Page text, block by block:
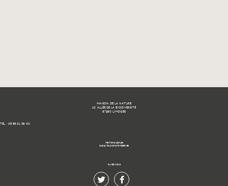
MAISON DE LA NATURE
10, ALLÉE DE LA BIODIVERSITÉ
87280 LIMOGES
TÉL : 05 55 01 39 00
MENTIONS LÉGALES
© 2021 TOUS DROITS RÉSERVÉS.
SUIVEZ-NOUS